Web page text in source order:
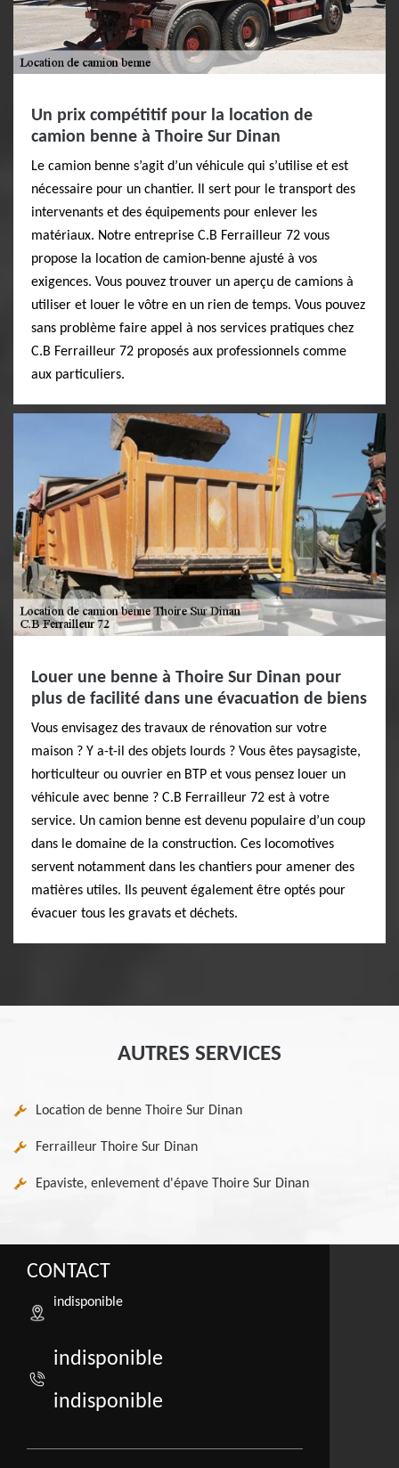
Un prix compétitif pour la location de
camion benne à Thoire Sur Dinan
Le camion benne s’agit d’un véhicule qui s’utilise et est
nécessaire pour un chantier. Il sert pour le transport des
intervenants et des équipements pour enlever les
matériaux. Notre entreprise C.B Ferrailleur 72 vous
propose la location de camion-benne ajusté à vos
exigences. Vous pouvez trouver un aperçu de camions à
utiliser et louer le vôtre en un rien de temps. Vous pouvez
sans problème faire appel à nos services pratiques chez
C.B Ferrailleur 72 proposés aux professionnels comme
aux particuliers.
Louer une benne à Thoire Sur Dinan pour
plus de facilité dans une évacuation de biens
Vous envisagez des travaux de rénovation sur votre
maison ? Y a-t-il des objets lourds ? Vous êtes paysagiste,
horticulteur ou ouvrier en BTP et vous pensez louer un
véhicule avec benne ? C.B Ferrailleur 72 est à votre
service. Un camion benne est devenu populaire d’un coup
dans le domaine de la construction. Ces locomotives
servent notamment dans les chantiers pour amener des
matières utiles. Ils peuvent également être optés pour
évacuer tous les gravats et déchets.
AUTRES SERVICES
Location de benne Thoire Sur Dinan
Ferrailleur Thoire Sur Dinan
Epaviste, enlevement d'épave Thoire Sur Dinan
CONTACT
indisponible
indisponible
indisponible